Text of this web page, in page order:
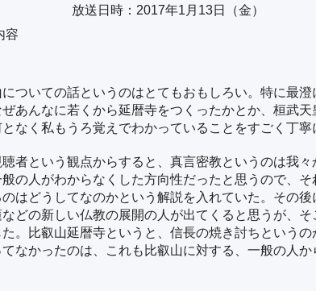
放送日時：2017年1月13日（金）
容
ついての話というのはとてもおもしろい。特に最澄
あんなに若くから延暦寺をつくったかとか、桓武
なく私もうろ覚えでわかっていることをすごく丁寧
者という観点からすると、真言密教というのは我々
の人がわからなくした方向性だったと思うので、
のはどうしてなのかという解説を入れていた。その
どの新しい仏教の展開の人が出てくると思うが、
。比叡山延暦寺というと、信長の焼き討ちという
なかったのは、これも比叡山に対する、一般の人